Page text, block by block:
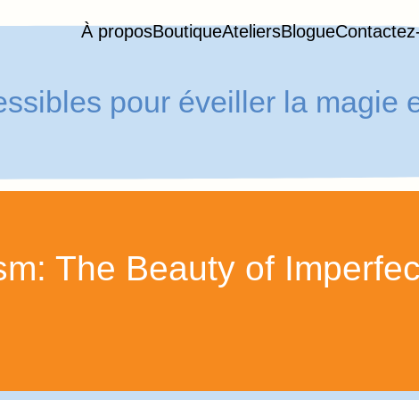
À proposBoutiqueAteliersBlogue
pour éveiller la magie
The Beauty of